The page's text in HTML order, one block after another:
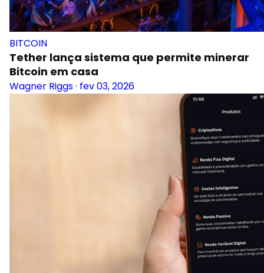
BITCOIN
Tether lança sistema que permite minerar
Bitcoin em casa
Wagner Riggs· fev 03, 2026